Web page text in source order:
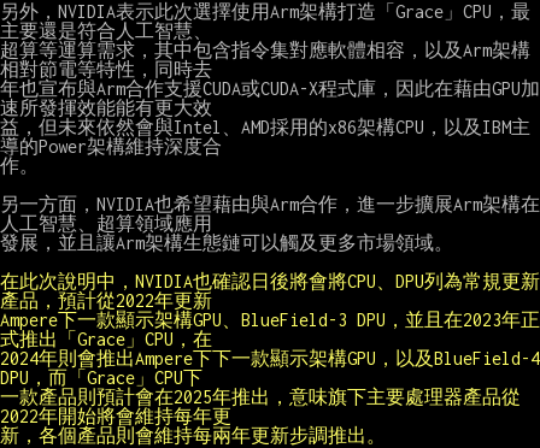
另外，NVIDIA表示此次選擇使用Arm架構打造「Grace」CPU，最
主要還是符合人工智慧、
超算等運算需求，其中包含指令集對應軟體相容，以及Arm架構
相對節電等特性，同時去
年也宣布與Arm合作支援CUDA或CUDA-X程式庫，因此在藉由GPU加
速所發揮效能能有更大效
益，但未來依然會與Intel、AMD採用的x86架構CPU，以及IBM主
導的Power架構維持深度合
作。
另一方面，NVIDIA也希望藉由與Arm合作，進一步擴展Arm架構在
人工智慧、超算領域應用
發展，並且讓Arm架構生態鏈可以觸及更多市場領域。
在此次說明中，NVIDIA也確認日後將會將CPU、DPU列為常規更新
Ampere下一款顯示架構GPU、BlueField-3 DPU，並且在2023年正
2024年則會推出Ampere下下一款顯示架構GPU，以及BlueField-4
一款產品則預計會在2025年推出，意味旗下主要處理器產品從
新，各個產品則會維持每兩年更新步調推出。